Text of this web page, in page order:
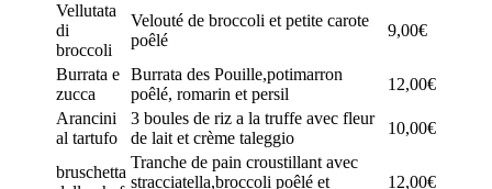
Vellutata
di
broccoli
Velouté de broccoli et petite carote
poêlé
9,00€
Burrata e
zucca
Burrata des Pouille,potimarron
poêlé, romarin et persil
12,00€
Arancini
al tartufo
3 boules de riz a la truffe avec fleur
de lait et crème taleggio
10,00€
bruschetta
Tranche de pain croustillant avec
stracciatella,broccoli poêlé et
12,00€